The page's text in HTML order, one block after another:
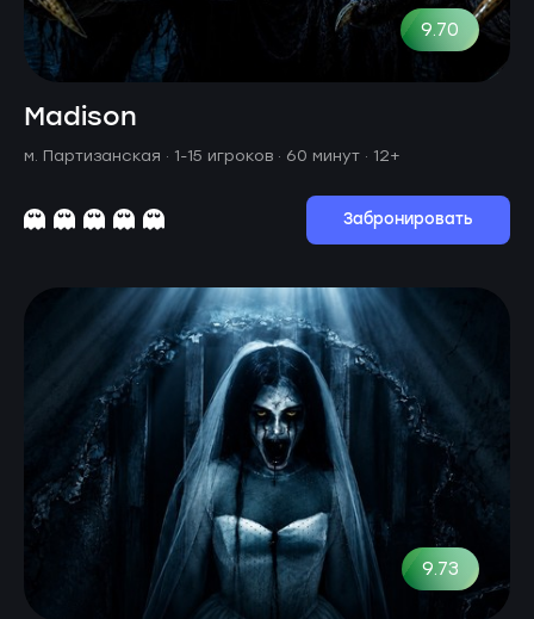
9.70
Madison
м. Партизанская · 1-15 игроков · 60 минут · 12+
Забронировать
9.73